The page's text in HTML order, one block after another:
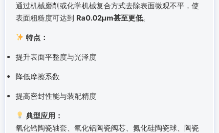
通过机械磨削或化学机械复合方式去除表面微观不平，使
表面粗糙度可达到 Ra0.02μm甚至更低。
特点：
提升表面平整度与光泽度
降低摩擦系数
提高密封性能与装配精度
典型应用：
氧化锆陶瓷轴套、氧化铝陶瓷阀芯、氮化硅陶瓷球、陶瓷